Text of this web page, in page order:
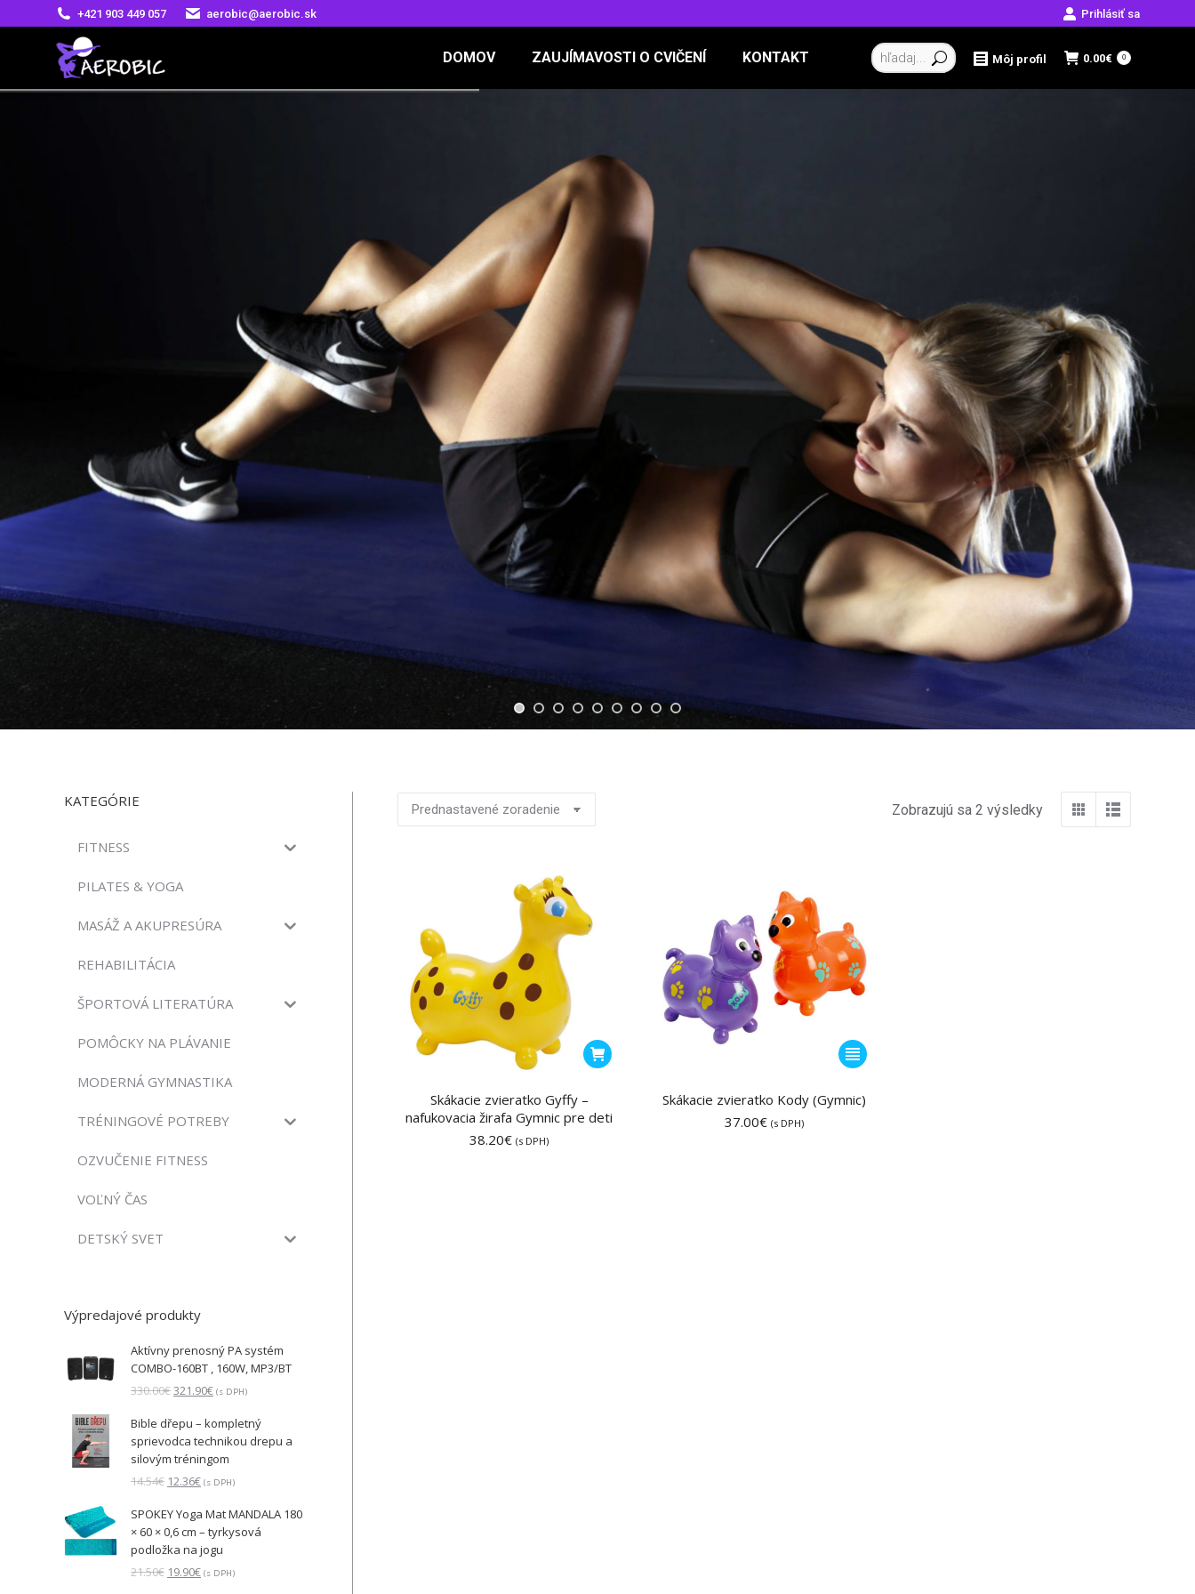
+421 903 449 057 aerobic@aerobic.sk Prihlásiť sa
DOMOV ZAUJÍMAVOSTI O CVIČENÍ KONTAKT Vyhľadávanie: Môj profil 0.00€ 0
Zobrazujú sa 2 výsledky
Skákacie zvieratko Gyffy –
nafukovacia žirafa Gymnic pre deti
38.20€ (s DPH)
Tento
produkt
má
Skákacie zvieratko Kody (Gymnic)
37.00€ (s DPH)
KATEGÓRIE
FITNESS
PILATES & YOGA
MASÁŽ A AKUPRESÚRA
REHABILITÁCIA
ŠPORTOVÁ LITERATÚRA
POMÔCKY NA PLÁVANIE
MODERNÁ GYMNASTIKA
TRÉNINGOVÉ POTREBY
OZVUČENIE FITNESS
VOĽNÝ ČAS
DETSKÝ SVET
Výpredajové produkty
Aktívny prenosný PA systém
COMBO-160BT , 160W, MP3/BT
330.00€Pôvodná
bola:
330.00€.
321.90€Aktuálna
je:
321.90€.
(s DPH)
Bible dřepu – kompletný
sprievodca technikou drepu a
silovým tréningom
14.54€ Pôvodná
bola:
14.54€.
12.36€Aktuálna
je:
12.36€.
(s DPH)
SPOKEY Yoga Mat MANDALA 180
× 60 × 0,6 cm – tyrkysová
podložka na jogu
21.50€ Pôvodná
19.90€Aktuálna
(s DPH)